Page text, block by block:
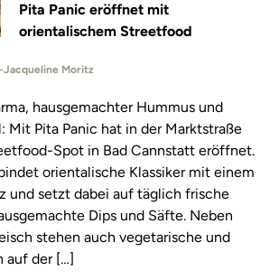
Pita Panic eröffnet mit
orientalischem Streetfood
Moritz
hausgemachter Hummus und
Mit Pita Panic hat in der Marktstraße
Spot in Bad Cannstatt eröffnet.
orientalische Klassiker mit einem
und setzt dabei auf täglich frische
Dips und Säfte. Neben
stehen auch vegetarische und
auf der […]